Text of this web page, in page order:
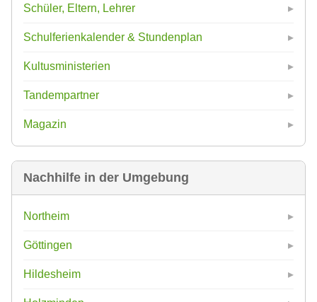
Schüler, Eltern, Lehrer
Schulferienkalender & Stundenplan
Kultusministerien
Tandempartner
Magazin
Nachhilfe in der Umgebung
Northeim
Göttingen
Hildesheim